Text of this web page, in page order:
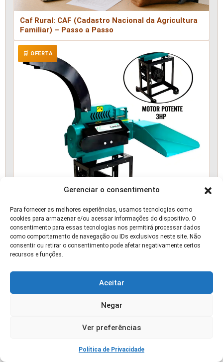
Gerenciar o consentimento
Para fornecer as melhores experiências, usamos tecnologias como
cookies para armazenar e/ou acessar informações do dispositivo. O
consentimento para essas tecnologias nos permitirá processar dados
como comportamento de navegação ou IDs exclusivos neste site. Não
consentir ou retirar o consentimento pode afetar negativamente certos
recursos e funções.
Aceitar
Negar
Ver preferências
Política de Privacidade
Caf Rural: CAF (Cadastro Nacional da Agricultura
Familiar) – Passo a Passo
🛒 OFERTA
Garthen Gte3000 Picadeira Ensiladeira Cana
Milho e Capim 3hp